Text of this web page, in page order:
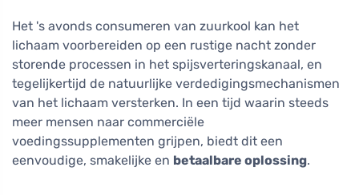
Het 's avonds consumeren van zuurkool kan het
lichaam voorbereiden op een rustige nacht zonder
storende processen in het spijsverteringskanaal, en
tegelijkertijd de natuurlijke verdedigingsmechanismen
van het lichaam versterken. In een tijd waarin steeds
meer mensen naar commerciële
voedingssupplementen grijpen, biedt dit een
eenvoudige, smakelijke en betaalbare oplossing.